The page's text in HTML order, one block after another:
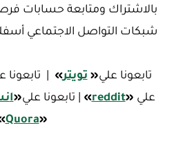
بالاشتراك ومتابعة حسابات
شبكات التواصل الاجتماعي
تابعونا علي« تويتر» | تابعونا
علي «
reddit
» | تابعونا علي«ا
«
Quora